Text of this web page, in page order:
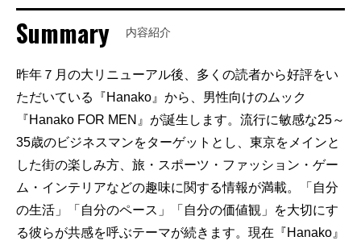
Summary 内容紹介
昨年７月の大リニューアル後、多くの読者から好評をい
ただいている『Hanako』から、男性向けのムック
『Hanako FOR MEN』が誕生します。流行に敏感な25～
35歳のビジネスマンをターゲットとし、東京をメインと
した街の楽しみ方、旅・スポーツ・ファッション・ゲー
ム・インテリアなどの趣味に関する情報が満載。「自分
の生活」「自分のペース」「自分の価値観」を大切にす
る彼らが共感を呼ぶテーマが続きます。現在『Hanako』